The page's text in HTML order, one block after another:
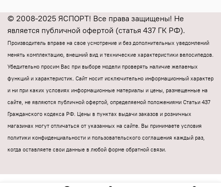
© 2008-2025 ЯСПОРТ! Все права защищены! Не
является публичной офертой (статья 437 ГК РФ).
Производитель вправе на свое усмотрение и без дополнительных уведомлений
менять комплектацию, внешний вид и технические характеристики велосипедов.
Убедительно просим Вас при выборе модели проверять наличие желаемых
функций и характеристик. Cайт носит исключительно информационный характер
и ни при каких условиях информационные материалы и цены, размещенные на
сайте, не являются публичной офертой, определяемой положениями Статьи 437
Гражданского кодекса РФ. Цены в пунктах выдачи заказов и розничных
магазинах могут отличаться от указанных на сайте. Вы принимаете условия
политики конфиденциальности и пользовательского соглашения каждый раз,
когда оставляете свои данные в любой форме обратной связи.